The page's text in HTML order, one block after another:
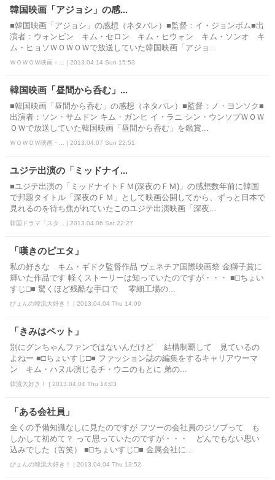
韓国映画「アジョシ」の感...
■韓国映画「アジョシ」の感想（ネタバレ）■監督：イ・ジョンボム■出
演者：ウォンビン キム・セロン キム・ヒウォン キム・ソンオ キ
ム・ヒョソＷＯＷＯＷで放送していた韓国映画「アジョ...
ＷＯＷＯＷ映画・... | 2013.04.14 Sun 15:53
韓国映画「昼間から呑む」...
■韓国映画「昼間から呑む」の感想（ネタバレ）■監督：ノ・ヨンソク■
出演者：ソン・サムドン キム・ガンヒ イ・ラニ シン・ウンソプＷＯＷ
ＯＷで放送していた韓国映画「昼間から呑む」を鑑賞...
ＷＯＷＯＷ映画・... | 2013.04.07 Sun 22:51
ユジテ出演の「ミッドナイ...
■ユジテ出演の「ミッドナイトＦＭ(深夜のＦＭ)」の感想数年前に韓国
で邦題タイトル「深夜のＦＭ」として映画公開してから、ずっと日本で
見れるのを待ち焦がれていたこのユジテ出演映画「深夜...
韓国ドラマ「スタ... | 2013.04.06 Sat 22:27
「嘆きのピエタ」
私の好きな キム・ギドク監督作品 ヴェネチア国際映画祭 金獅子賞に
輝いた作品です 軽くストーリーは知っていたのですが・・・ ■□ちょい
すじ□■ 驚くほど残酷な手口で 零細工場の...
ぴょんの韓流大好き！ | 2013.04.04 Thu 14:09
「きみはペット」
別にグンちゃんファンではないんだけど 結構制覇して 見ているの
よねー ■□ちょいすじ□■ ファッション誌の編集をするキャリアウーマ
ン キム・ハヌル演じるチ・ウニのもとに 弟の...
韓流大好き！ | 2013.04.04 Thu 14:03
「ある会社員」
全くの予備知識なしに見たのですが フツーの会社員のジソブって も
しかして初めて？ って思っていたのですが・・・ どんでもない思い
込みでした（苦笑） ■□ちょいすじ□■ 金属会社に...
ぴょんの韓流大好き！ | 2013.04.04 Thu 13:52